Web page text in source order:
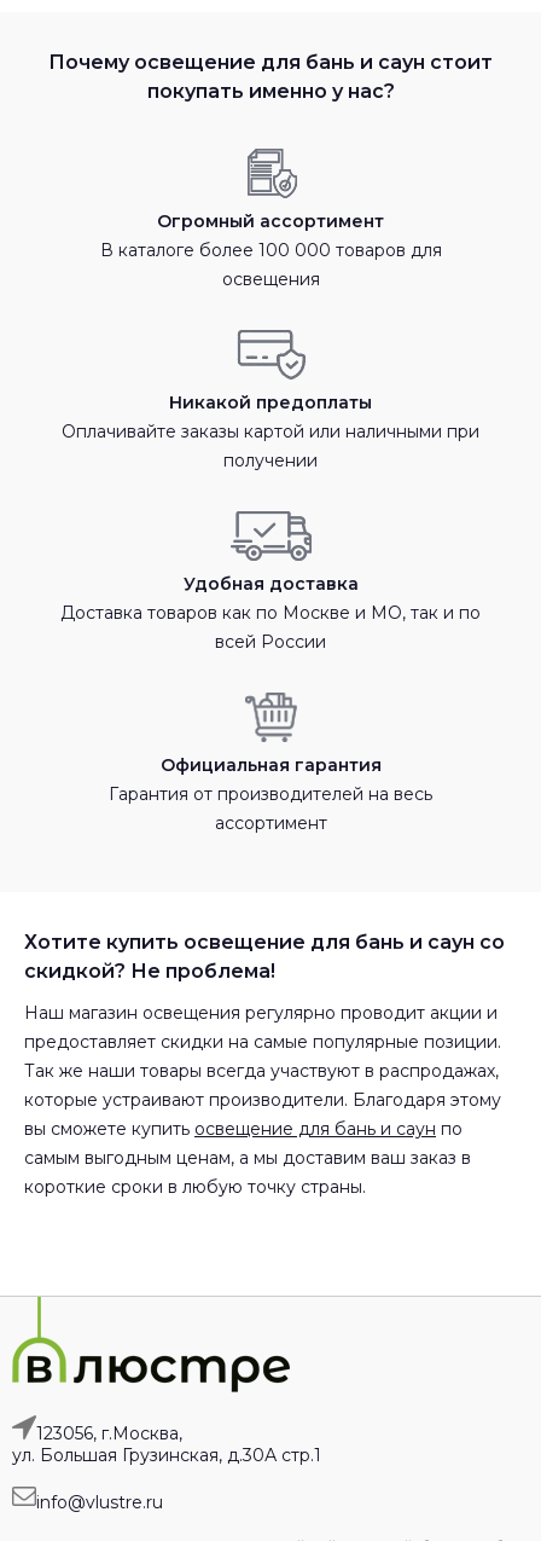
Почему освещение для бань и саун стоит
покупать именно у нас?
Огромный ассортимент
В каталоге более 100 000 товаров для
освещения
Никакой предоплаты
Оплачивайте заказы картой или наличными при
получении
Удобная доставка
Доставка товаров как по Москве и МО, так и по
всей России
Официальная гарантия
Гарантия от производителей на весь
ассортимент
Хотите купить освещение для бань и саун со
скидкой? Не проблема!
Наш магазин освещения регулярно проводит акции и
предоставляет скидки на самые популярные позиции.
Так же наши товары всегда участвуют в распродажах,
которые устраивают производители. Благодаря этому
вы сможете купить освещение для бань и саун по
самым выгодным ценам, а мы доставим ваш заказ в
короткие сроки в любую точку страны.
123056, г.Москва,
ул. Большая Грузинская, д.30А стр.1
info@vlustre.ru